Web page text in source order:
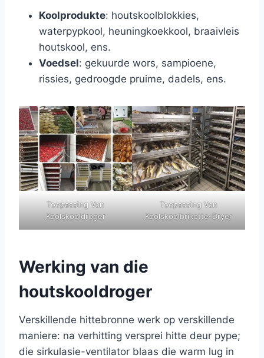
Koolprodukte: houtskoolblokkies,
waterpypkool, heuningkoekkool, braaivleis
houtskool, ens.
Voedsel: gekuurde wors, sampioene,
rissies, gedroogde pruime, dadels, ens.
Toepassing Van
Koolskooldroger
Toepassing Van
Koolskoolbrikette-Dryer
Werking van die
houtskooldroger
Verskillende hittebronne werk op verskillende
maniere: na verhitting versprei hitte deur pype;
die sirkulasie-ventilator blaas die warm lug in